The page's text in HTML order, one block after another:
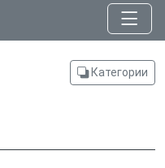
Категории